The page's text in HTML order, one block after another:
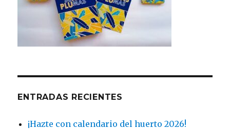
ENTRADAS RECIENTES
¡Hazte con calendario del huerto 2026!